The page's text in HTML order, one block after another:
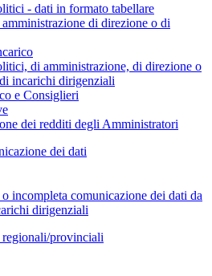
- dati in formato tabellare
di direzione o di
di amministrazione, di direzione o
incarichi dirigenziali
e Consiglieri
dei redditi degli Amministratori
dei dati
incompleta comunicazione dei dati da
dirigenziali
provinciali